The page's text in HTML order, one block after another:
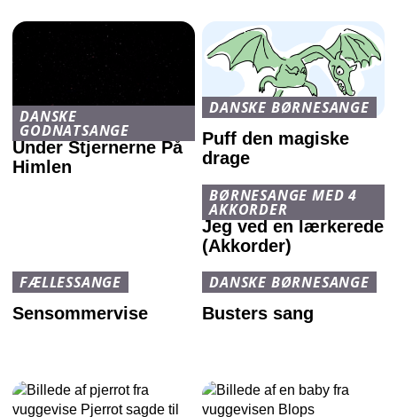
DANSKE
GODNATSANGE
Under Stjernerne På
Himlen
DANSKE BØRNESANGE
Puff den magiske
drage
BØRNESANGE MED 4
AKKORDER
Jeg ved en lærkerede
(Akkorder)
FÆLLESSANGE
Sensommervise
DANSKE BØRNESANGE
Busters sang